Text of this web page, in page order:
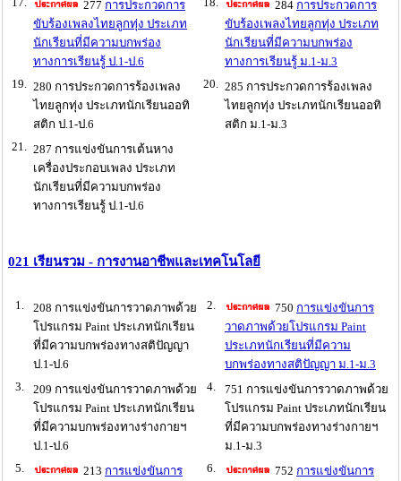
277 การประกวดการ
ขับร้องเพลงไทยลูกทุ่ง ประเภท
นักเรียนที่มีความบกพร่อง
ทางการเรียนรู้ ป.1-ป.6
284 การประกวดการ
ขับร้องเพลงไทยลูกทุ่ง ประเภท
นักเรียนที่มีความบกพร่อง
ทางการเรียนรู้ ม.1-ม.3
19.
280 การประกวดการร้องเพลง
ไทยลูกทุ่ง ประเภทนักเรียนออทิ
สติก ป.1-ป.6
20.
285 การประกวดการร้องเพลง
ไทยลูกทุ่ง ประเภทนักเรียนออทิ
สติก ม.1-ม.3
21.
287 การแข่งขันการเต้นหาง
เครื่องประกอบเพลง ประเภท
นักเรียนที่มีความบกพร่อง
ทางการเรียนรู้ ป.1-ป.6
021 เรียนรวม - การงานอาชีพและเทคโนโลยี
1.
208 การแข่งขันการวาดภาพด้วย
โปรแกรม Paint ประเภทนักเรียน
ที่มีความบกพร่องทางสติปัญญา
ป.1-ป.6
2. 750 การแข่งขันการ
วาดภาพด้วยโปรแกรม Paint
ประเภทนักเรียนที่มีความ
บกพร่องทางสติปัญญา ม.1-ม.3
3.
209 การแข่งขันการวาดภาพด้วย
โปรแกรม Paint ประเภทนักเรียน
ที่มีความบกพร่องทางร่างกายฯ
ป.1-ป.6
4.
751 การแข่งขันการวาดภาพด้วย
โปรแกรม Paint ประเภทนักเรียน
ที่มีความบกพร่องทางร่างกายฯ
ม.1-ม.3
5.
213 การแข่งขันการ
6. 752 การแข่งขันการ